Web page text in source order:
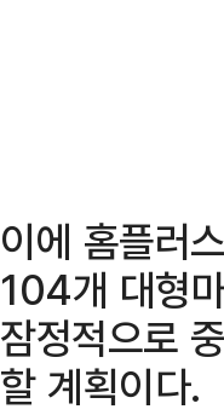
이에 홈플러
104개 대형
잠정적으로
할 계획이다.